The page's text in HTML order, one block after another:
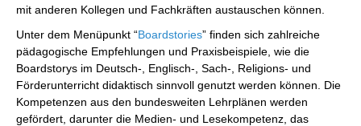
mit anderen Kollegen und Fachkräften austauschen können.
Unter dem Menüpunkt “Boardstories” finden sich zahlreiche
pädagogische Empfehlungen und Praxisbeispiele, wie die
Boardstorys im Deutsch-, Englisch-, Sach-, Religions- und
Förderunterricht didaktisch sinnvoll genutzt werden können. Die
Kompetenzen aus den bundesweiten Lehrplänen werden
gefördert, darunter die Medien- und Lesekompetenz, das